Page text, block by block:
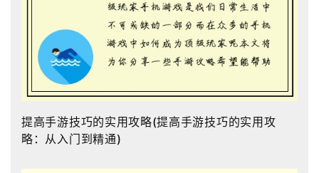
提高手游技巧的实用攻略(提高手游技巧的实用攻
略：从入门到精通)